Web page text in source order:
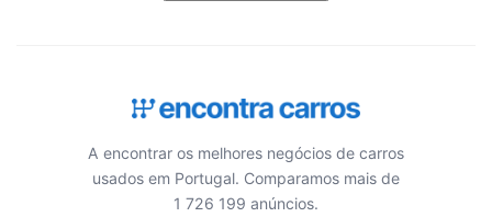
A encontrar os melhores negócios de carros
usados em Portugal. Comparamos mais de
1 726 199 anúncios.